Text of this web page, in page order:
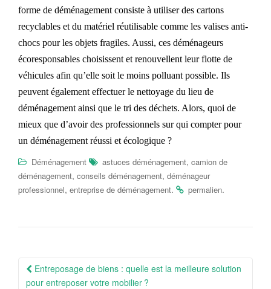
forme de déménagement consiste à utiliser des cartons
recyclables et du matériel réutilisable comme les valises anti-
chocs pour les objets fragiles. Aussi, ces déménageurs
écoresponsables choisissent et renouvellent leur flotte de
véhicules afin qu’elle soit le moins polluant possible. Ils
peuvent également effectuer le nettoyage du lieu de
déménagement ainsi que le tri des déchets. Alors, quoi de
mieux que d’avoir des professionnels sur qui compter pour
un déménagement réussi et écologique ?
Déménagement astuces déménagement, camion de
déménagement, conseils déménagement, déménageur
professionnel, entreprise de déménagement. permalien.
Navigation
Entreposage de biens : quelle est la meilleure solution
pour entreposer votre mobilier ?